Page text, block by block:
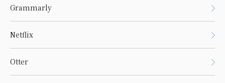
Grammarly
Netflix
Otter